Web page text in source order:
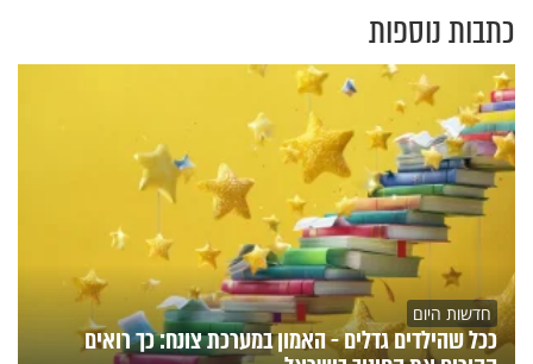
כתבות נוספות
חדשות היום
ככל שהילדים גדלים - האמון במערכת צונח: כך רואים